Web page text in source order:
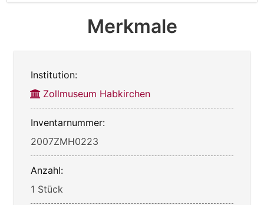
Merkmale
Institution:
Zollmuseum Habkirchen
Inventarnummer:
2007ZMH0223
Anzahl:
1 Stück